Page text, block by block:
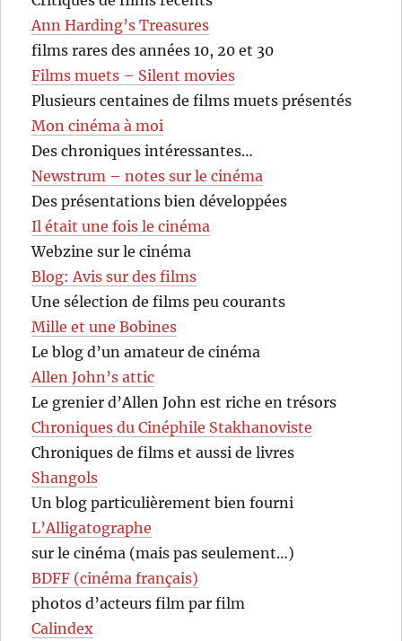
Ann Harding’s Treasures
films rares des années 10, 20 et 30
Films muets – Silent movies
Plusieurs centaines de films muets présentés
Mon cinéma à moi
Des chroniques intéressantes…
Newstrum – notes sur le cinéma
Des présentations bien développées
Il était une fois le cinéma
Webzine sur le cinéma
Blog: Avis sur des films
Une sélection de films peu courants
Mille et une Bobines
Le blog d’un amateur de cinéma
Allen John’s attic
Le grenier d’Allen John est riche en trésors
Chroniques du Cinéphile Stakhanoviste
Chroniques de films et aussi de livres
Shangols
Un blog particulièrement bien fourni
L’Alligatographe
sur le cinéma (mais pas seulement…)
BDFF (cinéma français)
photos d’acteurs film par film
Calindex